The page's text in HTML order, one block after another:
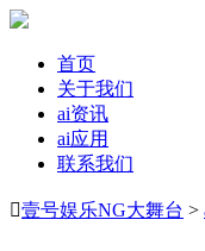
首页
关于我们
ai资讯
ai应用
联系我们
壹号娱乐NG大舞台 >